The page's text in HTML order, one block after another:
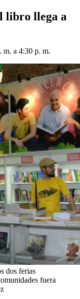
libro llega a
m. a 4:30 p. m.
dos ferias
fuera